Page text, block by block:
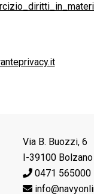
Via B. Buozzi, 6
I-39100
0471 565000